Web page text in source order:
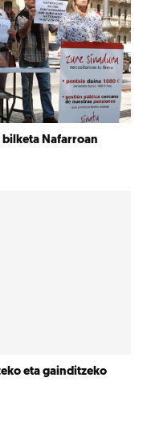
bilketa Nafarroan
eta gainditzeko